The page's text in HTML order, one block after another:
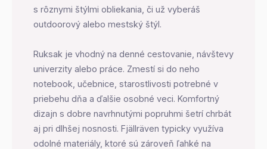
s rôznymi štýlmi obliekania, či už vyberáš
outdoorový alebo mestský štýl.
Ruksak je vhodný na denné cestovanie, návštevy
univerzity alebo práce. Zmestí si do neho
notebook, učebnice, starostlivosti potrebné v
priebehu dňa a ďalšie osobné veci. Komfortný
dizajn s dobre navrhnutými popruhmi šetrí chrbát
aj pri dlhšej nosnosti. Fjällräven typicky využíva
odolné materiály, ktoré sú zároveň ľahké na